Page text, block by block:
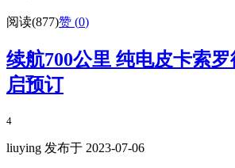
阅读(877)赞 (0)
续航700公里 纯电皮卡索
启预订
4
liuying 发布于 2023-07-06